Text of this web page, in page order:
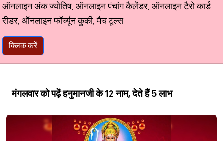
ऑनलाइन अंक ज्योतिष, ऑनलाइन पंचांग कैलेंडर, ऑनलाइन टैरो कार्ड
रीडर, ऑनलाइन फॉर्च्यून कुकी, मैच टूल्स
क्लिक करें
मंगलवार को पढ़ें हनुमानजी के 12 नाम, देते हैं 5 लाभ